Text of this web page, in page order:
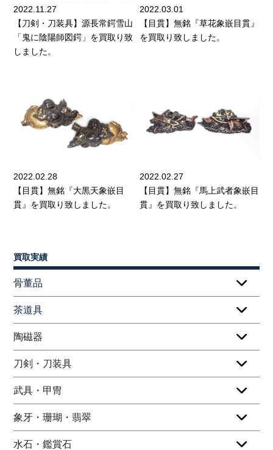
2022.11.27
【刀剣・刀装具】源長常鍔雪山
「鬼に陰陽師図鍔」を買取り致
しました。
2022.03.01
【目貫】無銘『草花象嵌目貫』
を買取り致しました。
2022.02.28
【目貫】無銘『大黒天象嵌目
貫』を買取り致しました。
2022.02.27
【目貫】無銘『馬上武者象嵌目
貫』を買取り致しました。
買取実績
骨董品
茶道具
陶磁器
刀剣・刀装具
武具・甲冑
象牙・珊瑚・翡翠
水石・鑑賞石